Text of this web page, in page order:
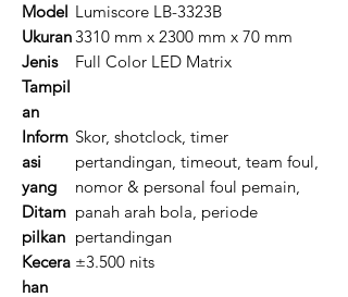
Model Lumiscore LB-3323B
Ukuran3310 mm x 2300 mm x 70 mm
Jenis
Tampil
an
Full Color LED Matrix
Inform
asi
yang
Ditam
pilkan
Skor, shotclock, timer
pertandingan, timeout, team foul,
nomor & personal foul pemain,
panah arah bola, periode
pertandingan
Kecera
han
±3.500 nits